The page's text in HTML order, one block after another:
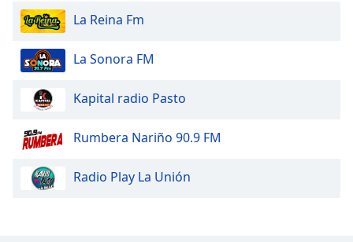
La Reina Fm
La Sonora FM
Kapital radio Pasto
Rumbera Nariño 90.9 FM
Radio Play La Unión